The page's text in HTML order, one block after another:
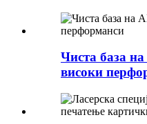
Чиста база
високи